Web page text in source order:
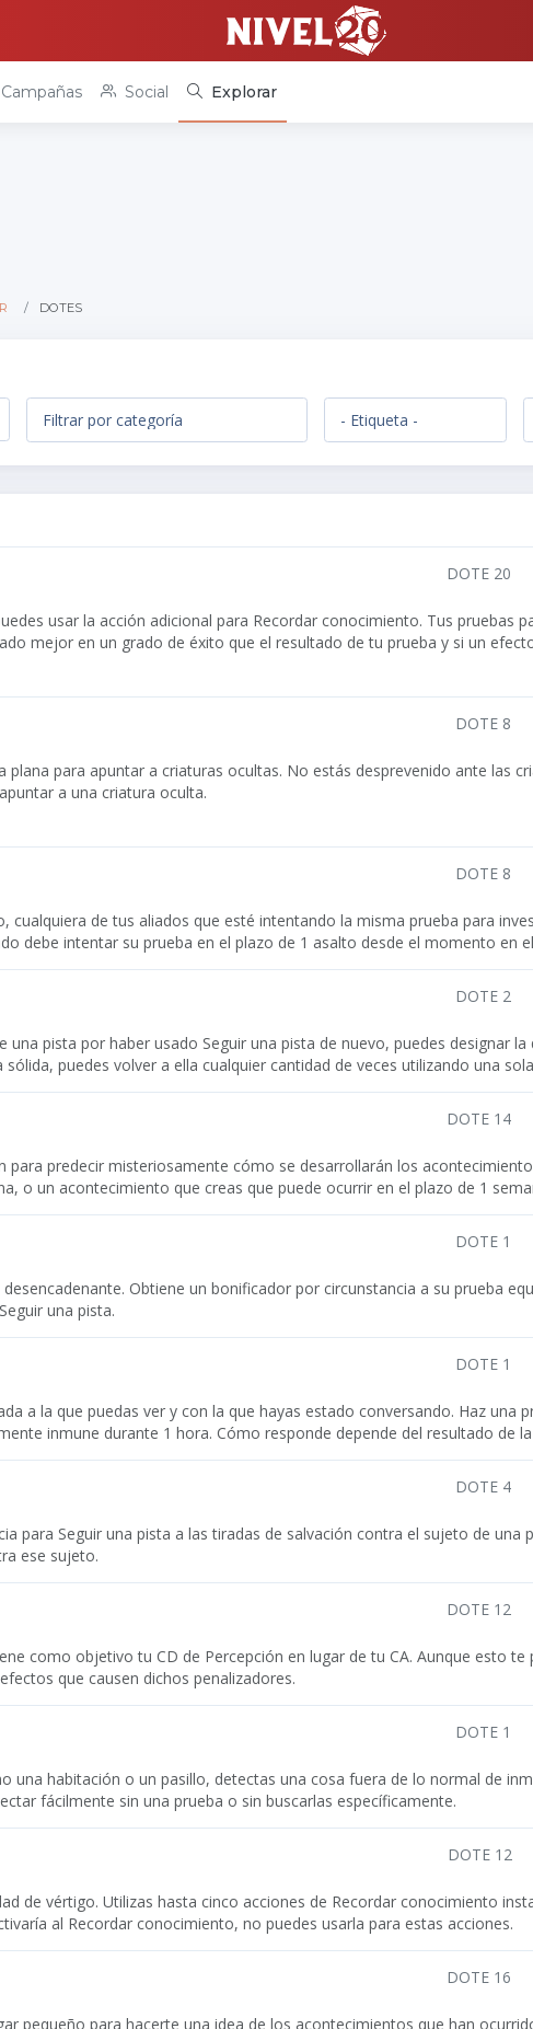
Campañas Social Explorar
DOTES
DOTE 20
usar la acción adicional para Recordar conocimiento. Tus pruebas
mejor en un grado de éxito que el resultado de tu prueba y si un
DOTE 8
plana para apuntar a criaturas ocultas. No estás desprevenido ante las
a una criatura oculta.
DOTE 8
cualquiera de tus aliados que esté intentando la misma prueba para
debe intentar su prueba en el plazo de 1 asalto desde el momento en
DOTE 2
una pista por haber usado Seguir una pista de nuevo, puedes designar
puedes volver a ella cualquier cantidad de veces utilizando una
DOTE 14
para predecir misteriosamente cómo se desarrollarán los
o un acontecimiento que creas que puede ocurrir en el plazo de 1
DOTE 1
Obtiene un bonificador por circunstancia a su prueba
una pista.
DOTE 1
a la que puedas ver y con la que hayas estado conversando. Haz una
inmune durante 1 hora. Cómo responde depende del resultado de
DOTE 4
para Seguir una pista a las tiradas de salvación contra el sujeto de una
ese sujeto.
DOTE 12
como objetivo tu CD de Percepción en lugar de tu CA. Aunque esto
que causen dichos penalizadores.
DOTE 1
una habitación o un pasillo, detectas una cosa fuera de lo normal de
fácilmente sin una prueba o sin buscarlas específicamente.
DOTE 12
de vértigo. Utilizas hasta cinco acciones de Recordar conocimiento
al Recordar conocimiento, no puedes usarla para estas acciones.
DOTE 16
pequeño para hacerte una idea de los acontecimientos que han